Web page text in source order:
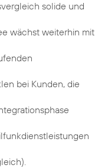
solide und
wächst weiterhin mit
bei Kunden, die